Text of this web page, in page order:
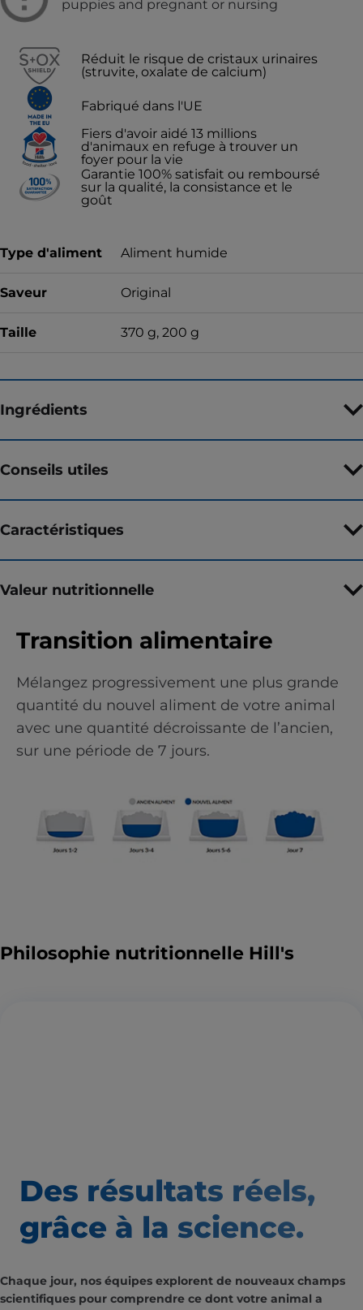
puppies and pregnant or nursing
Réduit le risque de cristaux urinaires
(struvite, oxalate de calcium)
Fabriqué dans l'UE
Fiers d'avoir aidé 13 millions
d'animaux en refuge à trouver un
foyer pour la vie
Garantie 100% satisfait ou remboursé
sur la qualité, la consistance et le
goût
Type d'aliment Aliment humide
Saveur Original
Taille 370 g, 200 g
Ingrédients
Conseils utiles
Caractéristiques
Valeur nutritionnelle
Transition alimentaire
Mélangez progressivement une plus grande
quantité du nouvel aliment de votre animal
avec une quantité décroissante de l’ancien,
sur une période de 7 jours.
Philosophie nutritionnelle Hill's
Des résultats réels,
grâce à la science.
Chaque jour, nos équipes explorent de nouveaux champs
scientifiques pour comprendre ce dont votre animal a